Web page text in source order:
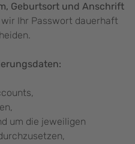
Geburtsort und Anschrift
wir Ihr Passwort dauerhaft
um die jeweiligen